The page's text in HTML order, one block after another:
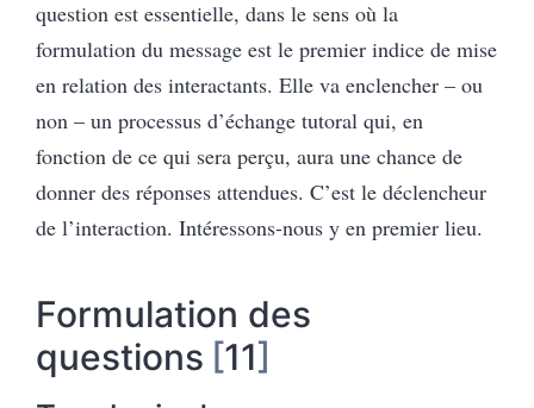
question est essentielle, dans le sens où la
formulation du message est le premier indice de mise
en relation des interactants. Elle va enclencher – ou
non – un processus d’échange tutoral qui, en
fonction de ce qui sera perçu, aura une chance de
donner des réponses attendues. C’est le déclencheur
de l’interaction. Intéressons-nous y en premier lieu.
Formulation des
questions 11